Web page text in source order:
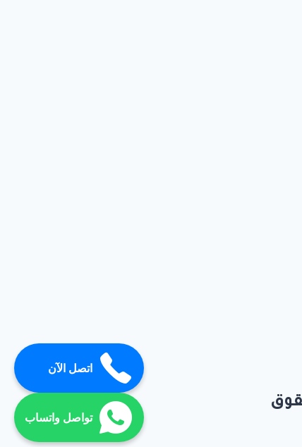
اتصل الآن
تواصل واتساب